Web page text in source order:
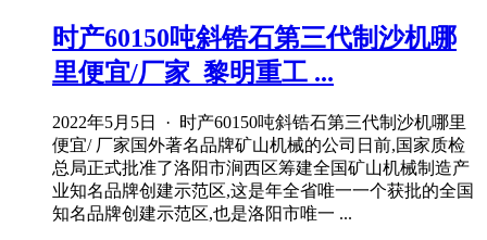
时产60150吨斜锆石第三代制沙机哪
里便宜/厂家_黎明重工 ...
2022年5月5日 · 时产60150吨斜锆石第三代制沙机哪里
便宜/ 厂家国外著名品牌矿山机械的公司日前,国家质检
总局正式批准了洛阳市涧西区筹建全国矿山机械制造产
业知名品牌创建示范区,这是年全省唯一一个获批的全国
知名品牌创建示范区,也是洛阳市唯一 ...